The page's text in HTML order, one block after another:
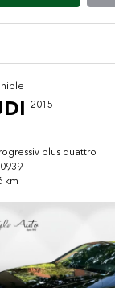
2015
plus quattro
km